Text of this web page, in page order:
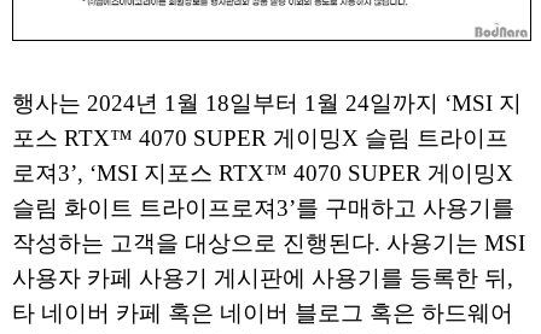
행사는 2024년 1월 18일부터 1월 24일까지 ‘MSI 지
포스 RTX™ 4070 SUPER 게이밍X 슬림 트라이프
로져3’, ‘MSI 지포스 RTX™ 4070 SUPER 게이밍X
슬림 화이트 트라이프로져3’를 구매하고 사용기를
작성하는 고객을 대상으로 진행된다. 사용기는 MSI
사용자 카페 사용기 게시판에 사용기를 등록한 뒤,
타 네이버 카페 혹은 네이버 블로그 혹은 하드웨어